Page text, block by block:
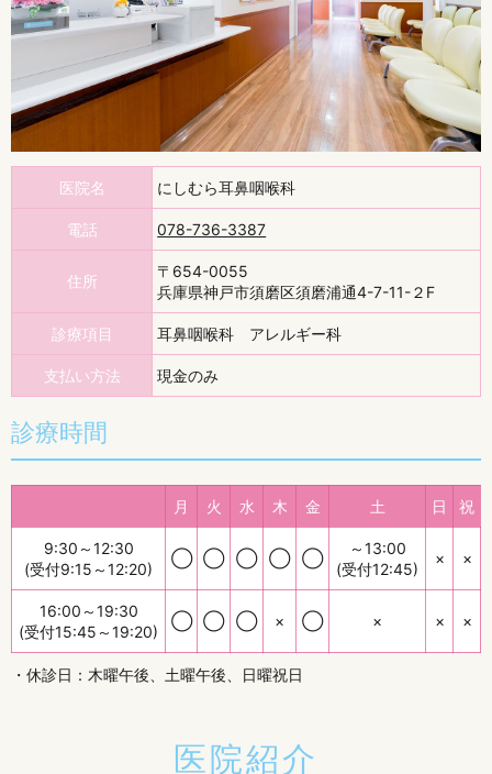
医院名 にしむら耳鼻咽喉科
電話 078-736-3387
住所
〒654-0055
兵庫県神戸市須磨区須磨浦通4-7-11-２F
診療項目 耳鼻咽喉科 アレルギー科
支払い方法 現金のみ
診療時間
月 火 水 木 金 土 日 祝
9:30～12:30
(受付9:15～12:20)
◯ ◯ ◯ ◯ ◯
～13:00
(受付12:45)
× ×
16:00～19:30
(受付15:45～19:20)
◯ ◯ ◯ × ◯ × × ×
・休診日：木曜午後、土曜午後、日曜祝日
医院紹介